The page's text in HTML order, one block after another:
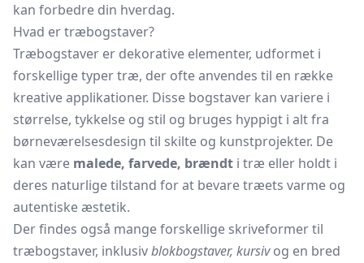
kan forbedre din hverdag.
Hvad er træbogstaver?
Træbogstaver er dekorative elementer, udformet i
forskellige typer træ, der ofte anvendes til en række
kreative applikationer. Disse bogstaver kan variere i
størrelse, tykkelse og stil og bruges hyppigt i alt fra
børneværelsesdesign til skilte og kunstprojekter. De
kan være malede, farvede, brændt i træ eller holdt i
deres naturlige tilstand for at bevare træets varme og
autentiske æstetik.
Der findes også mange forskellige skriveformer til
træbogstaver, inklusivblokbogstaver, kursivog en bred